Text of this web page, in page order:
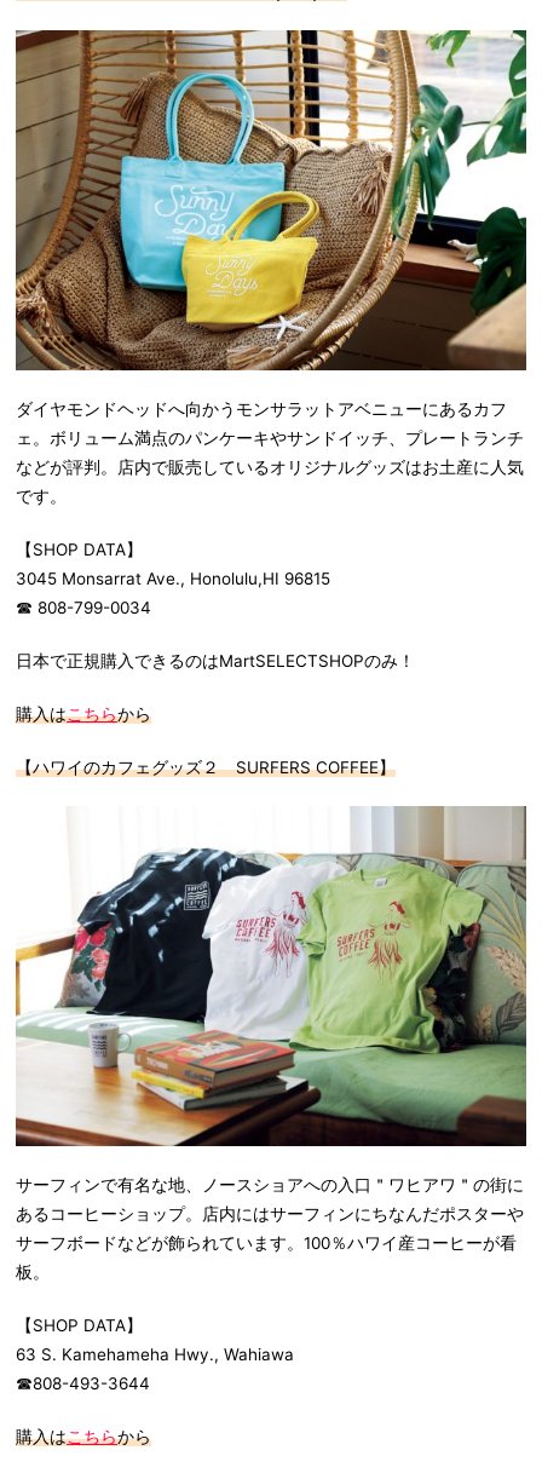
ダイヤモンドヘッドへ向かうモンサラットアベニューにあるカフ
ェ。ボリューム満点のパンケーキやサンドイッチ、プレートランチ
などが評判。店内で販売しているオリジナルグッズはお土産に人気
です。
【SHOP DATA】
3045 Monsarrat Ave., Honolulu,HI 96815
☎ 808-799-0034
日本で正規購入できるのはMartSELECTSHOPのみ！
購入はこちらから
【ハワイのカフェグッズ２ SURFERS COFFEE】
サーフィンで有名な地、ノースショアへの入口＂ワヒアワ＂の街に
あるコーヒーショップ。店内にはサーフィンにちなんだポスターや
サーフボードなどが飾られています。100％ハワイ産コーヒーが看
板。
【SHOP DATA】
63 S. Kamehameha Hwy., Wahiawa
☎808-493-3644
購入はこちらから